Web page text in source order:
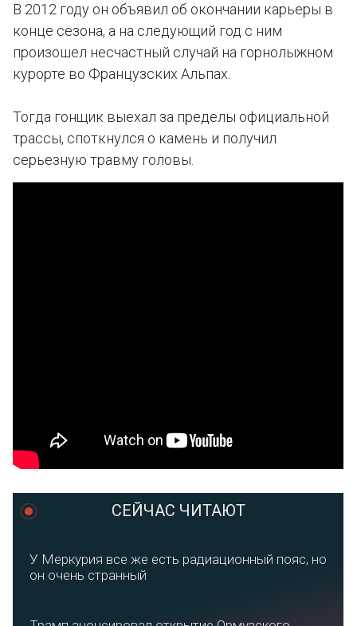
В 2012 году он объявил об окончании карьеры в
конце сезона, а на следующий год с ним
произошел несчастный случай на горнолыжном
курорте во Французских Альпах.
Тогда гонщик выехал за пределы официальной
трассы, споткнулся о камень и получил
серьезную травму головы.
СЕЙЧАС ЧИТАЮТ
У Меркурия все же есть радиационный пояс, но
он очень странный